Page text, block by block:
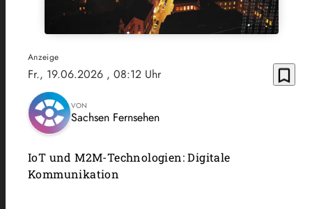
Anzeige
Fr., 19.06.2026 , 08:12 Uhr bookmark_border
VON
Sachsen Fernsehen
IoT und M2M-Technologien: Digitale
Kommunikation